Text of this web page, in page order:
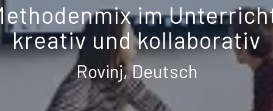
im
kreativ und kollaborativ
Rovinj, Deutsch